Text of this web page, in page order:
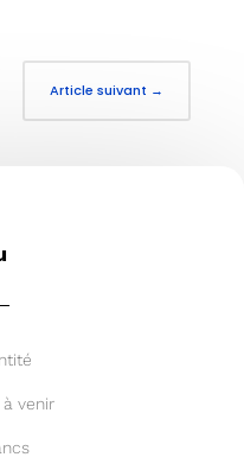
Article suivant →
venir